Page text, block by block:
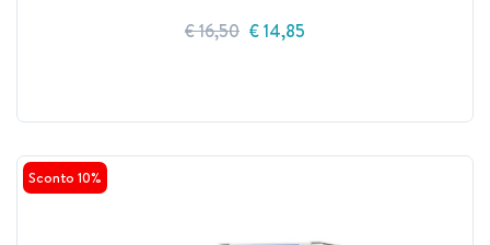
€ 16,50 € 14,85
Sconto 10%